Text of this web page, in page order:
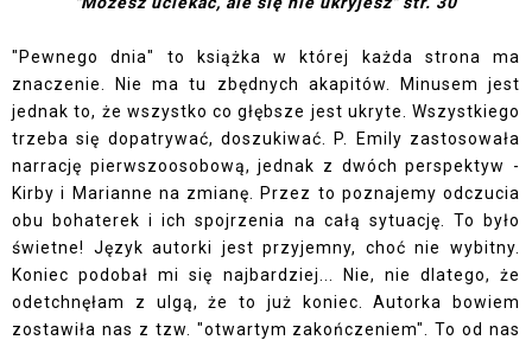
"Pewnego dnia" to książka w której każda strona ma
znaczenie. Nie ma tu zbędnych akapitów. Minusem jest
jednak to, że wszystko co głębsze jest ukryte. Wszystkiego
trzeba się dopatrywać, doszukiwać. P. Emily zastosowała
narrację pierwszoosobową, jednak z dwóch perspektyw -
Kirby i Marianne na zmianę. Przez to poznajemy odczucia
obu bohaterek i ich spojrzenia na całą sytuację. To było
świetne! Język autorki jest przyjemny, choć nie wybitny.
Koniec podobał mi się najbardziej... Nie, nie dlatego, że
odetchnęłam z ulgą, że to już koniec. Autorka bowiem
zostawiła nas z tzw. "otwartym zakończeniem". To od nas